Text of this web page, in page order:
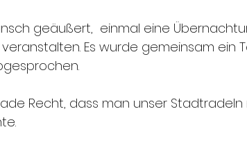
geäußert,  einmal eine
Es wurde gemeinsam ein
Recht, dass man unser